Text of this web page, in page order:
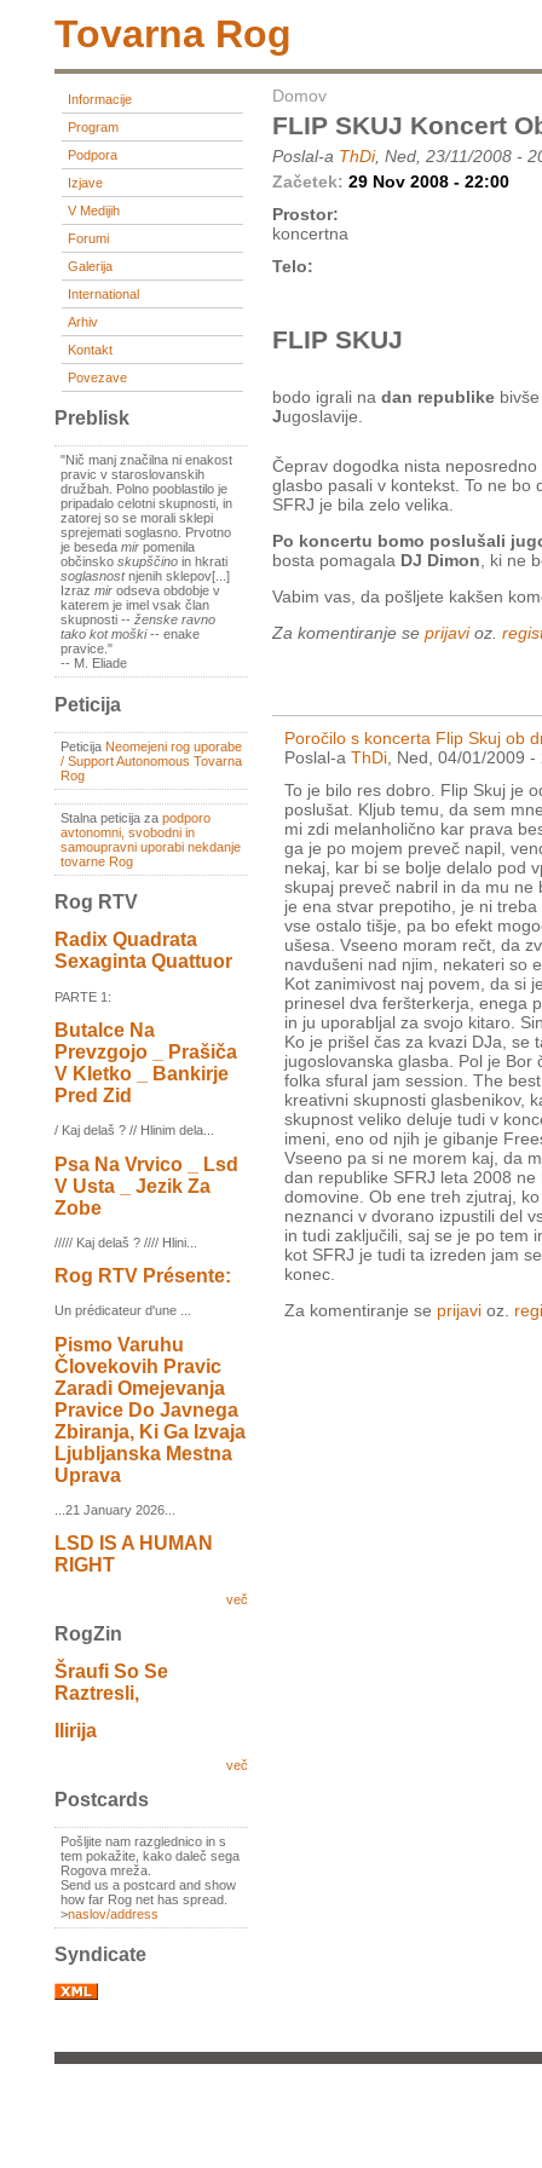
Tovarna Rog
Informacije
Program
Podpora
Izjave
V Medijih
Forumi
Galerija
International
Arhiv
Kontakt
Povezave
Preblisk
"Nič manj značilna ni enakost
pravic v staroslovanskih
družbah. Polno pooblastilo je
pripadalo celotni skupnosti, in
zatorej so se morali sklepi
sprejemati soglasno. Prvotno
je beseda mir pomenila
občinsko skupščino in hkrati
soglasnostnjenih sklepov[...]
Izraz mir odseva obdobje v
katerem je imel vsak član
skupnosti -- ženske ravno
tako kot moški-- enake
pravice."
-- M. Eliade
Peticija
Peticija Neomejeni rog uporabe
/ Support Autonomous Tovarna
Rog
Stalna peticija za podporo
avtonomni, svobodni in
samoupravni uporabi nekdanje
tovarne Rog
Rog RTV
Radix Quadrata
Sexaginta Quattuor
PARTE 1:
Butalce Na
Prevzgojo _ Prašiča
V Kletko _ Bankirje
Pred Zid
/ Kaj delaš ? // Hlinim dela...
Psa Na Vrvico _ Lsd
V Usta _ Jezik Za
Zobe
///// Kaj delaš ? //// Hlini...
Rog RTV Présente:
Un prédicateur d'une ...
Pismo Varuhu
Človekovih Pravic
Zaradi Omejevanja
Pravice Do Javnega
Zbiranja, Ki Ga Izvaja
Ljubljanska Mestna
Uprava
...21 January 2026...
LSD IS A HUMAN
RIGHT
več
RogZin
Šraufi So Se
Raztresli,
Ilirija
več
Postcards
Pošljite nam razglednico in s
tem pokažite, kako daleč sega
Rogova mreža.
Send us a postcard and show
how far Rog net has spread.
>naslov/address
Syndicate
Domov
FLIP SKUJ Koncert
Poslal-a ThDi, Ned, 23/11/2008 -
Začetek: 29 Nov 2008 - 22:00
Prostor:
koncertna
Telo:
FLIP SKUJ
bodo igrali na dan republike
Jugoslavije.
Čeprav dogodka nista
glasbo pasali v kontekst. To ne bo
SFRJ je bila zelo velika.
Po koncertu bomo poslušali
bosta pomagala DJ Dimon , ki ne
Vabim vas, da pošljete kakšen
Za komentiranje se prijavioz.
Poročilo s koncerta Flip Skuj ob
Poslal-a ThDi , Ned, 04/01/2009
To je bilo res dobro. Flip Skuj je
poslušat. Kljub temu, da sem
mi zdi melanholično kar prava
ga je po mojem preveč napil,
nekaj, kar bi se bolje delalo pod
skupaj preveč nabril in da mu ne
je ena stvar prepotiho, je ni
vse ostalo tišje, pa bo efekt
ušesa. Vseeno moram rečt, da
navdušeni nad njim, nekateri so
Kot zanimivost naj povem, da si
prinesel dva feršterkerja, enega
in ju uporabljal za svojo kitaro.
Ko je prišel čas za kvazi DJa, se
jugoslovanska glasba. Pol je
folka sfural jam session. The
kreativni skupnosti glasbenikov,
skupnost veliko deluje tudi v
imeni, eno od njih je gibanje
Vseeno pa si ne morem kaj, da
dan republike SFRJ leta 2008
domovine. Ob ene treh zjutraj,
neznanci v dvorano izpustili del
in tudi zaključili, saj se je po tem
kot SFRJ je tudi ta izreden jam
konec.
Za komentiranje se prijavi oz.